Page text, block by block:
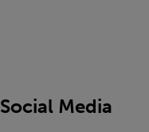
Social Media